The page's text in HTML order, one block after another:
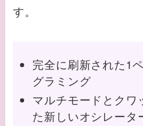
す。
完全に刷新された1
グラミング
マルチモードとクワ
た新しいオシレータ